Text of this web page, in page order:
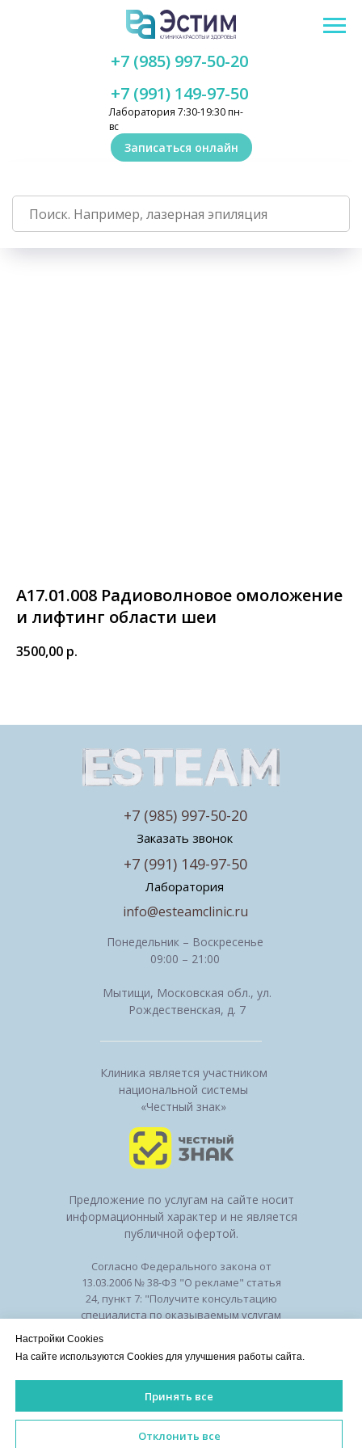
Лаборатория 7:30-19:30 пн-
вс
+7 (991) 149-97-50
+7 (985) 997-50-20
Записаться онлайн
А17.01.008 Радиоволновое омоложение
и лифтинг области шеи
3500,00 р.
Клиника является участником
национальной системы
«Честный знак»
Понедельник – Воскресенье
09:00 – 21:00
Мытищи, Московская обл., ул.
Рождественская, д. 7
Заказать звонок
Лаборатория
info@esteamclinic.ru
+7 (991) 149-97-50
+7 (985) 997-50-20
Предложение по услугам на сайте носит
информационный характер и не является
публичной офертой.
Согласно Федерального закона от
13.03.2006 № 38-ФЗ "О рекламе" статья
24, пункт 7: "Получите консультацию
специалиста по оказываемым услугам
медицинской деятельности № ЛО-50-01-
010294 от 27.11.2018
©2026 Клиника красоты и здоровья
Оборудование
конфиденциальности
ИМЕЮТСЯ ПРОТИВОПОКАЗАНИЯ. НЕОБХОДИМА
Настройки Cookies
На сайте используются Cookies для улучшения работы сайта.
Принять все
Отклонить все